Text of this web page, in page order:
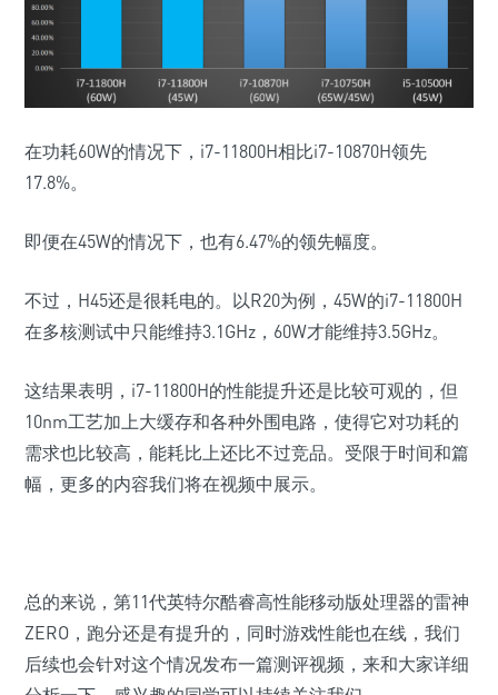
在功耗60W的情况下，i7-11800H相比i7-10870H领先
17.8%。
即便在45W的情况下，也有6.47%的领先幅度。
不过，H45还是很耗电的。以R20为例，45W的i7-11800H
在多核测试中只能维持3.1GHz，60W才能维持3.5GHz。
这结果表明，i7-11800H的性能提升还是比较可观的，但
10nm工艺加上大缓存和各种外围电路，使得它对功耗的
需求也比较高，能耗比上还比不过竞品。受限于时间和篇
幅，更多的内容我们将在视频中展示。
总的来说，第11代英特尔酷睿高性能移动版处理器的雷神
ZERO，跑分还是有提升的，同时游戏性能也在线，我们
后续也会针对这个情况发布一篇测评视频，来和大家详细